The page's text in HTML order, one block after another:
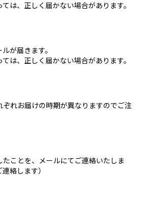
は、正しく届かない場合があります。
が届きます。
は、正しく届かない場合があります。
れお届けの時期が異なりますのでご注
ことを、メールにてご連絡いたしま
絡します）